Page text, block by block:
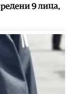
9 лица,